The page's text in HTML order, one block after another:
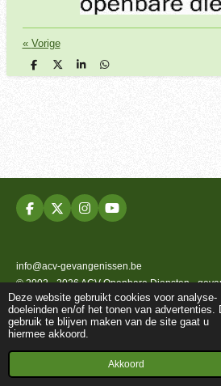
Deze website gebruikt cookies voor analyse-
doeleinden en/of het tonen van advertenties.
gebruik te blijven maken van de site gaat u
hiermee akkoord.
Akkoord
« Vorige
D
e
D
e
S
h
D
e
F
a
b
o
o
k
X
I
n
a
g
r
a
m
Y
o
u
b
e
info@acv-gevangenissen.be
© 2002 - 2026 ACV Openbare Diensten -
Powered byJouwWeb
Telefoonnummer